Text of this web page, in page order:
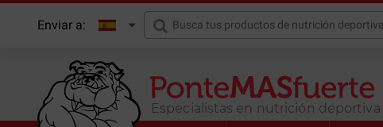
Enviar a:
Especialistas en nutrición deportiva